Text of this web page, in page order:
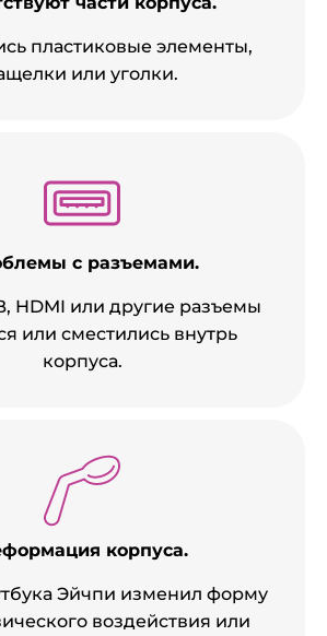
пластиковые элементы,
или уголки.
с разъемами.
HDMI или другие разъемы
или сместились внутрь
корпуса.
корпуса.
Эйчпи изменил форму
воздействия или